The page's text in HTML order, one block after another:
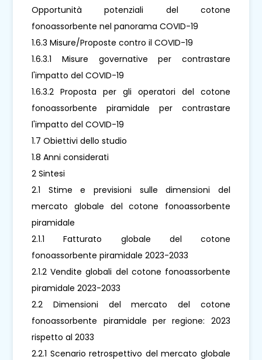
Opportunità potenziali del cotone
fonoassorbente nel panorama COVID-19
1.6.3 Misure/Proposte contro il COVID-19
1.6.3.1 Misure governative per contrastare
l'impatto del COVID-19
1.6.3.2 Proposta per gli operatori del cotone
fonoassorbente piramidale per contrastare
l'impatto del COVID-19
1.7 Obiettivi dello studio
1.8 Anni considerati
2 Sintesi
2.1 Stime e previsioni sulle dimensioni del
mercato globale del cotone fonoassorbente
piramidale
2.1.1 Fatturato globale del cotone
fonoassorbente piramidale 2023-2033
2.1.2 Vendite globali del cotone fonoassorbente
piramidale 2023-2033
2.2 Dimensioni del mercato del cotone
fonoassorbente piramidale per regione: 2023
rispetto al 2033
2.2.1 Scenario retrospettivo del mercato globale